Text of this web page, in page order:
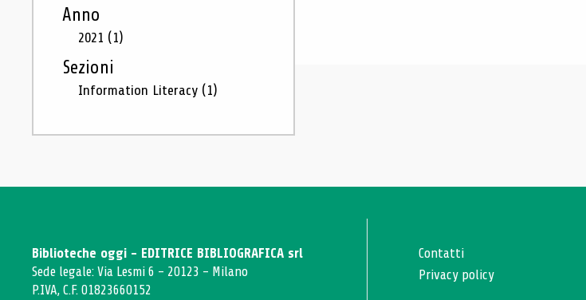
Anno
2021 (1)
Sezioni
Information Literacy (1)
Biblioteche oggi - EDITRICE BIBLIOGRAFICA srl
Sede legale: Via Lesmi 6 - 20123 - Milano
P.IVA, C.F. 01823660152
Contatti
Privacy policy